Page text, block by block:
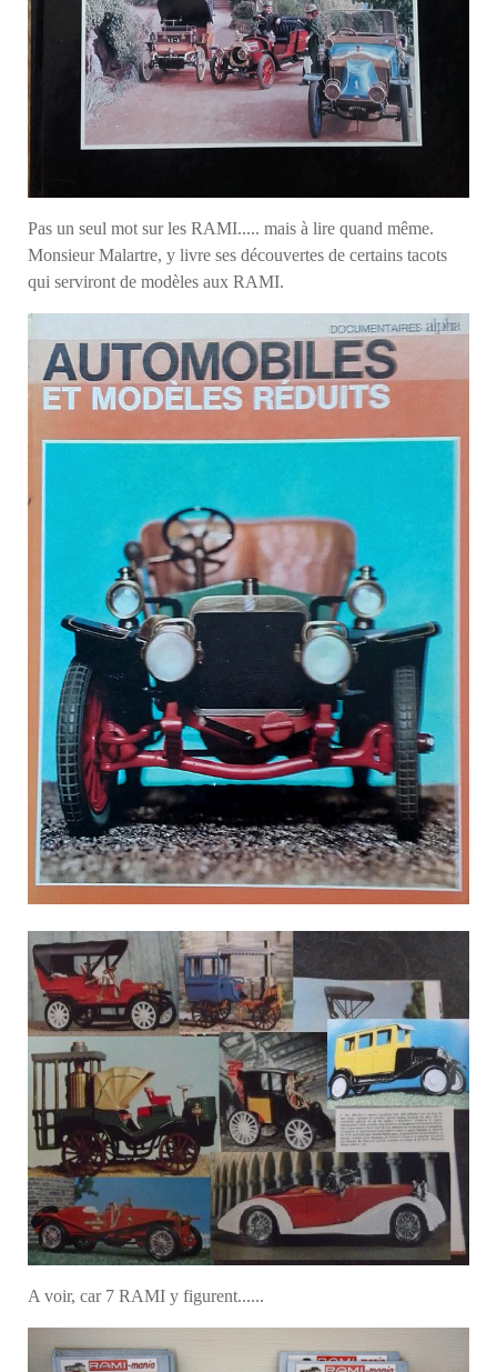
Pas un seul mot sur les RAMI..... mais à lire quand même.
Monsieur Malartre, y livre ses découvertes de certains tacots
qui serviront de modèles aux RAMI.
A voir, car 7 RAMI y figurent......